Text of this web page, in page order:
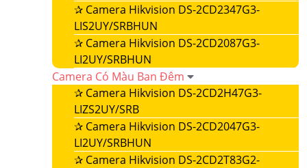
✰ Camera Hikvision DS-2CD2347G3-
LIS2UY/SRBHUN
✰ Camera Hikvision DS-2CD2087G3-
LI2UY/SRBHUN
Camera Có Màu Ban Đêm
✰ Camera Hikvision DS-2CD2H47G3-
LIZS2UY/SRB
✰ Camera Hikvision DS-2CD2047G3-
LI2UY/SRBHUN
✰ Camera Hikvision DS-2CD2T83G2-